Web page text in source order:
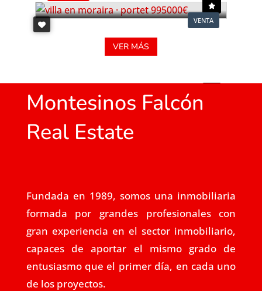
VENTA
VER MÁS
Montesinos Falcón
Real Estate
Fundada en 1989, somos una inmobiliaria
formada por grandes profesionales con
gran experiencia en el sector inmobiliario,
capaces de aportar el mismo grado de
entusiasmo que el primer día, en cada uno
de los proyectos.